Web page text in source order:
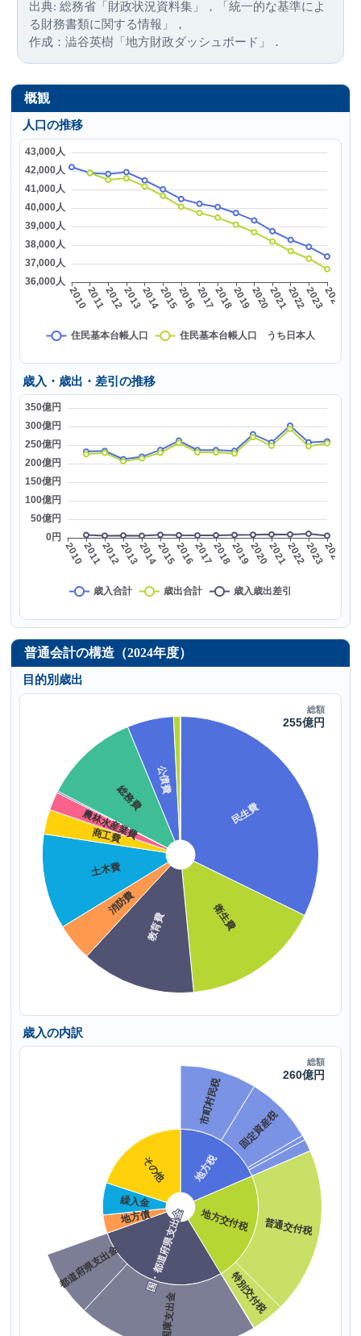
出典: 総務省「財政状況資料集」，「統一的な基準によ
る財務書類に関する情報」，
作成：澁谷英樹「地方財政ダッシュボード」．
概観
人口の推移
歳入・歳出・差引の推移
普通会計の構造（2024年度）
目的別歳出
歳入の内訳